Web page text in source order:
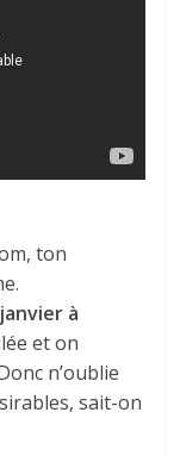
ton
à
et on
n’oublie
sait-on